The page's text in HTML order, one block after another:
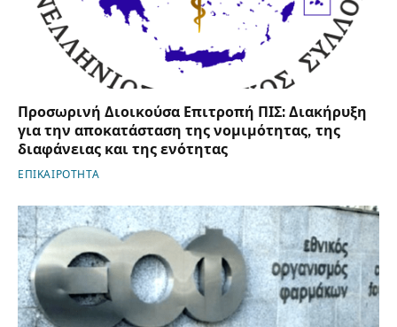
Προσωρινή Διοικούσα Επιτροπή ΠΙΣ: Διακήρυξη
για την αποκατάσταση της νομιμότητας, της
διαφάνειας και της ενότητας
ΕΠΙΚΑΙΡΟΤΗΤΑ